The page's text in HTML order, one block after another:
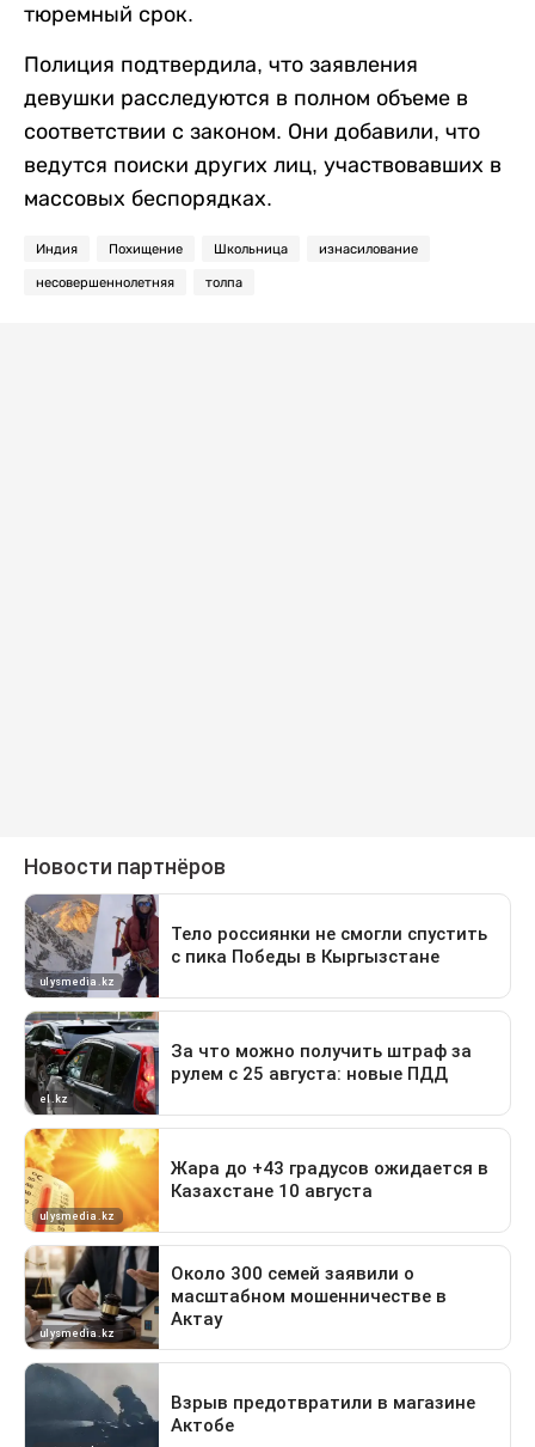
тюремный срок.
Полиция подтвердила, что заявления
девушки расследуются в полном объеме в
соответствии с законом. Они добавили, что
ведутся поиски других лиц, участвовавших в
массовых беспорядках.
Индия Похищение Школьница изнасилование
несовершеннолетняя толпа